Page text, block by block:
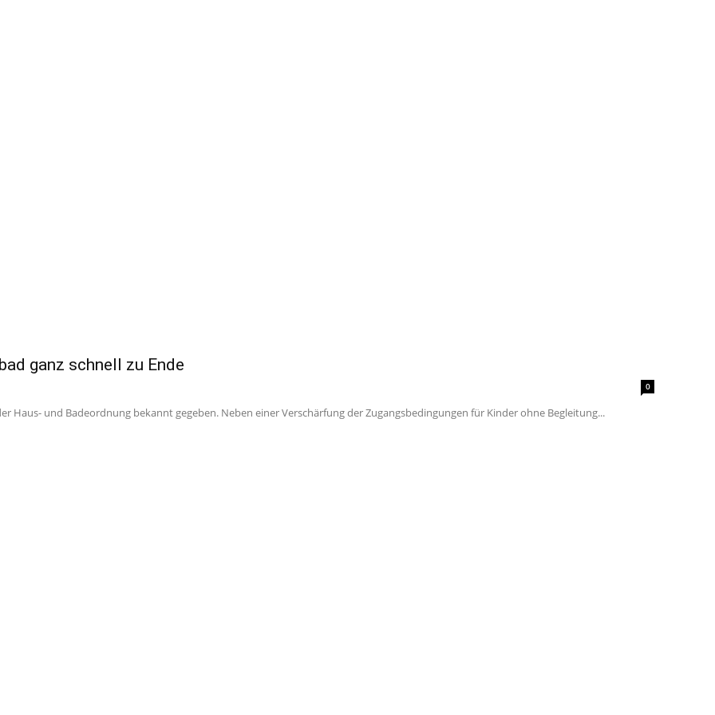
ganz schnell zu Ende
0
Haus- und Badeordnung bekannt gegeben. Neben einer Verschärfung der Zugangsbedingungen für Kinder ohne Begleitung...